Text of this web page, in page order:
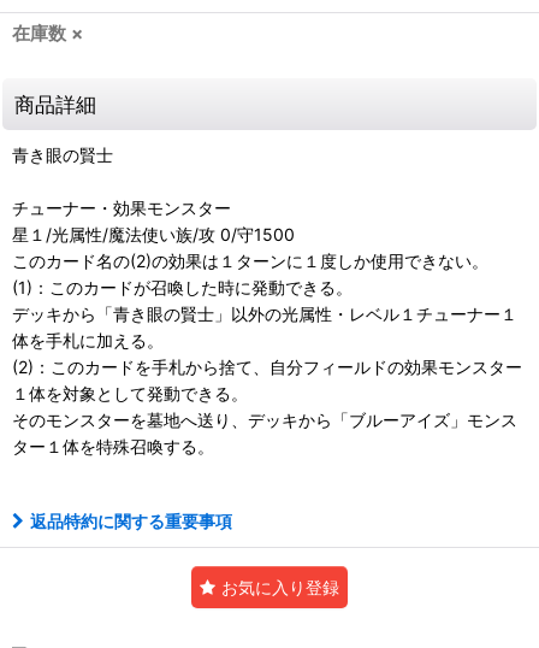
在庫数 ×
商品詳細
青き眼の賢士
チューナー・効果モンスター
星１/光属性/魔法使い族/攻 0/守1500
このカード名の(2)の効果は１ターンに１度しか使用できない。
(1)：このカードが召喚した時に発動できる。
デッキから「青き眼の賢士」以外の光属性・レベル１チューナー１
体を手札に加える。
(2)：このカードを手札から捨て、自分フィールドの効果モンスター
１体を対象として発動できる。
そのモンスターを墓地へ送り、デッキから「ブルーアイズ」モンス
ター１体を特殊召喚する。
返品特約に関する重要事項
お気に入り登録